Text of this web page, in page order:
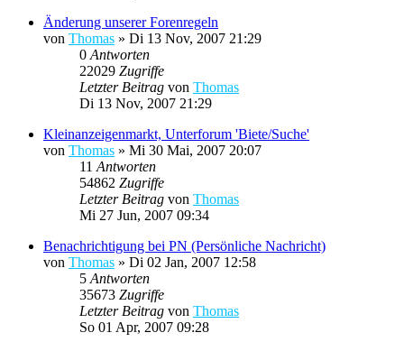
Änderung unserer Forenregeln
von Thomas » Di 13 Nov, 2007 21:29
0 Antworten
22029 Zugriffe
Letzter Beitrag von Thomas
Di 13 Nov, 2007 21:29
Kleinanzeigenmarkt, Unterforum 'Biete/Suche'
von Thomas » Mi 30 Mai, 2007 20:07
11 Antworten
54862 Zugriffe
Letzter Beitrag von Thomas
Mi 27 Jun, 2007 09:34
Benachrichtigung bei PN (Persönliche Nachricht)
von Thomas » Di 02 Jan, 2007 12:58
5 Antworten
35673 Zugriffe
Letzter Beitrag von Thomas
So 01 Apr, 2007 09:28